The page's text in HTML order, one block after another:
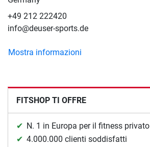
+49 212 222420
info@deuser-sports.de
Mostra informazioni
FITSHOP TI OFFRE
N. 1 in Europa per il fitness privato
4.000.000 clienti soddisfatti